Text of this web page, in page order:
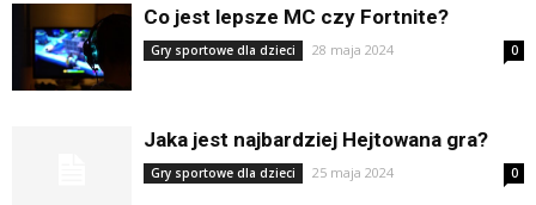
Co jest lepsze MC czy Fortnite?
Gry sportowe dla dzieci 28 maja 2024 0
Jaka jest najbardziej Hejtowana gra?
Gry sportowe dla dzieci 25 maja 2024 0